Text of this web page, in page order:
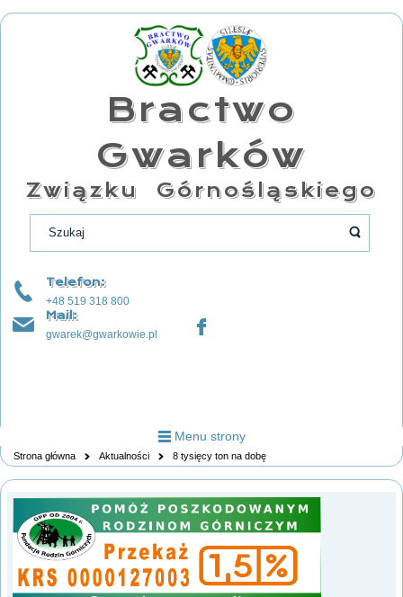
Bractwo
Gwarków
Związku Górnośląskiego
Telefon:
+48 519 318 800
Mail:
gwarek@gwarkowie.pl
Menu strony
Strona główna Aktualności 8 tysięcy ton na dobę